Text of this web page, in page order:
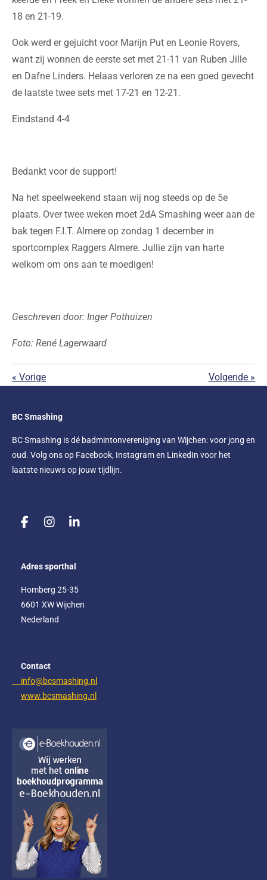
18 en 21-19.
Ook werd er gejuicht voor Marijn Put en Leonie Rovers,
want zij wonnen de eerste set met 21-11 van Ruben Jille
en Dafne Linders. Helaas verloren ze na een goed gevecht
de laatste twee sets met 17-21 en 12-21.
Eindstand 4-4
Bedankt voor de support!
Na het speelweekend staan wij nog steeds op de 5e
plaats. Over twee weken moet 2dA Smashing weer aan de
bak tegen F.I.T. Almere op zondag 1 december in
sportcomplex Raggers Almere. Jullie zijn van harte
welkom om ons aan te moedigen!
Geschreven door: Inger Pothuizen
Foto: René Lagerwaard
« Vorige Volgende »
BC Smashing
BC Smashing is dé badmintonvereniging van Wijchen: voor jong en
oud. Volg ons op Facebook, Instagram en LinkedIn voor het
laatste nieuws op jouw tijdlijn.
F
e
b
o
k
I
a
r
a
m
L
k
e
I
n
Adres sporthal
Homberg 25-35
6601 XW Wijchen
Nederland
Contact
info@bcsmashing.nl
www.bcsmashing.nl